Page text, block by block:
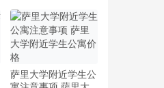
多少钱一周
萨里大学附近学生公